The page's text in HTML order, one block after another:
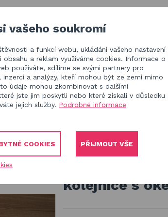
Posuvný
kolejnice s
vašeho soukromí
a funkcí webu, ukládání vašeho nastavení
obsahu a reklam využíváme cookies. Informace o
používáte, sdílíme se svými partnery pro
inzerci a analýzy, kteří mohou být ze zemí mimo
údaje mohou zkombinovat s dalšími
jste jim poskytli nebo které získali v důsledku
jejich služby. Podrobné informace
COOKIES PŘIJMOUT VŠE